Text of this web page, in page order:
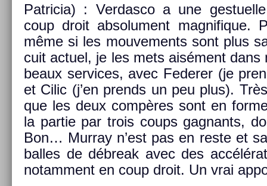
Pat­ricia) : Ver­dasco a une
coup droit ab­solu­ment mag­nifique.
même si les mouve­ments sont plus
cuit ac­tuel, je les mets aisément dans
beaux ser­vices, avec Feder­er (je
et Cilic (j’en pre­nds un peu plus).
que les deux compères sont en
la par­tie par trois coups gag­nants,
Bon… Mur­ray n’est pas en reste et
bal­les de débreak avec des
notam­ment en coup droit. Un vrai